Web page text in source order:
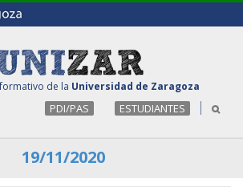
de la Universidad de Zaragoza
PDI/PAS ESTUDIANTES
19/11/2020